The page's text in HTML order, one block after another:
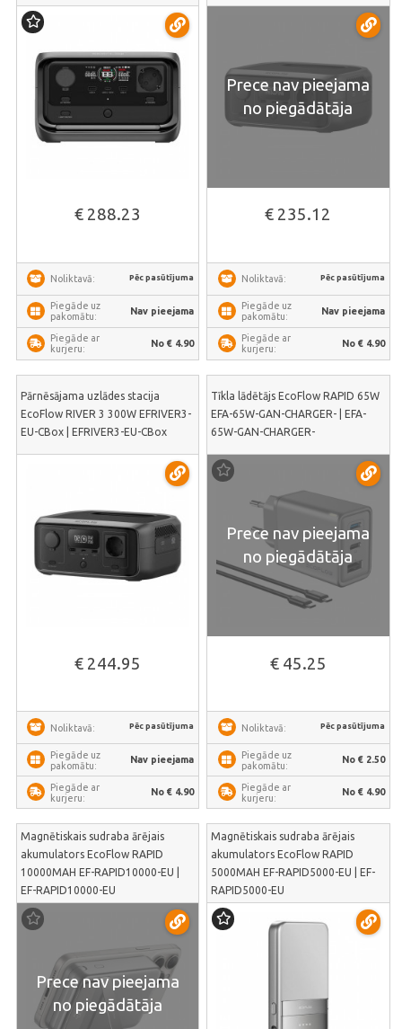
€ 288.23
Noliktavā: Pēc pasūtījuma
Piegāde uz
pakomātu:
Nav pieejama
Piegāde ar
kurjeru:
No € 4.90
Prece nav pieejama
no piegādātāja
€ 235.12
Noliktavā: Pēc pasūtījuma
Piegāde uz
pakomātu:
Nav pieejama
Piegāde ar
kurjeru:
No € 4.90
Pārnēsājama uzlādes stacija
EcoFlow RIVER 3 300W EFRIVER3-
EU-CBox | EFRIVER3-EU-CBox
€ 244.95
Noliktavā: Pēc pasūtījuma
Piegāde uz
pakomātu:
Nav pieejama
Piegāde ar
kurjeru:
No € 4.90
Tīkla lādētājs EcoFlow RAPID 65W
EFA-65W-GAN-CHARGER- | EFA-
65W-GAN-CHARGER-
Prece nav pieejama
no piegādātāja
€ 45.25
Noliktavā: Pēc pasūtījuma
Piegāde uz
pakomātu:
No € 2.50
Piegāde ar
kurjeru:
No € 4.90
Magnētiskais sudraba ārējais
akumulators EcoFlow RAPID
10000MAH EF-RAPID10000-EU |
EF-RAPID10000-EU
Prece nav pieejama
no piegādātāja
Magnētiskais sudraba ārējais
akumulators EcoFlow RAPID
5000MAH EF-RAPID5000-EU | EF-
RAPID5000-EU